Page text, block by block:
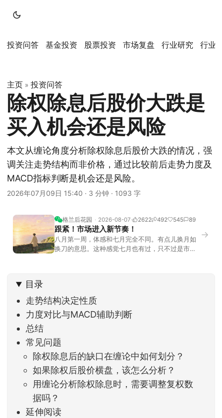
投资问答 基金投资 股票投资 市场复盘 行业研究 行业
主页 » 投资问答
除权除息后股价大跌是
买入机会还是风险
本文从缠论角度分析除权除息后股价大跌的情况，强
调关注走势结构而非价格，通过比较前后走势力度及
MACD指标判断是机会还是风险。
2026年07月09日 15:40 · 3 分钟 · 1093 字
格兰后花园 2026-08-07 2622 492 545 89
跟紧！市场进入新节奏！
八月第一周，体感和七月完全不同。有点儿换月如
换刀的意思。这种感觉七月也有过，只不过是市场
家感受到了春天般的暖风。指数涨了百点，交易额
回暖到2
→
目录
走势结构决定性质
力度对比与MACD辅助判断
总结
常见问题
除权除息后的缺口在缠论中如何划分？
如果除权后股价横盘，该怎么分析？
用缠论分析除权除息时，需要调整复权数
据吗？
延伸阅读